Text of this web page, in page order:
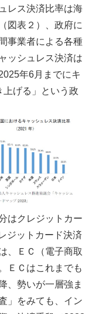
レス決済比率は海
図表２）、政府に
事業者による各種
ッシュレス決済は
年6月までにキ
上げる」という政
はクレジットカー
ジットカード決済
、ＥＣ（電子商取
ＥＣはこれまでも
、勢いが一層強ま
」をみても、イン